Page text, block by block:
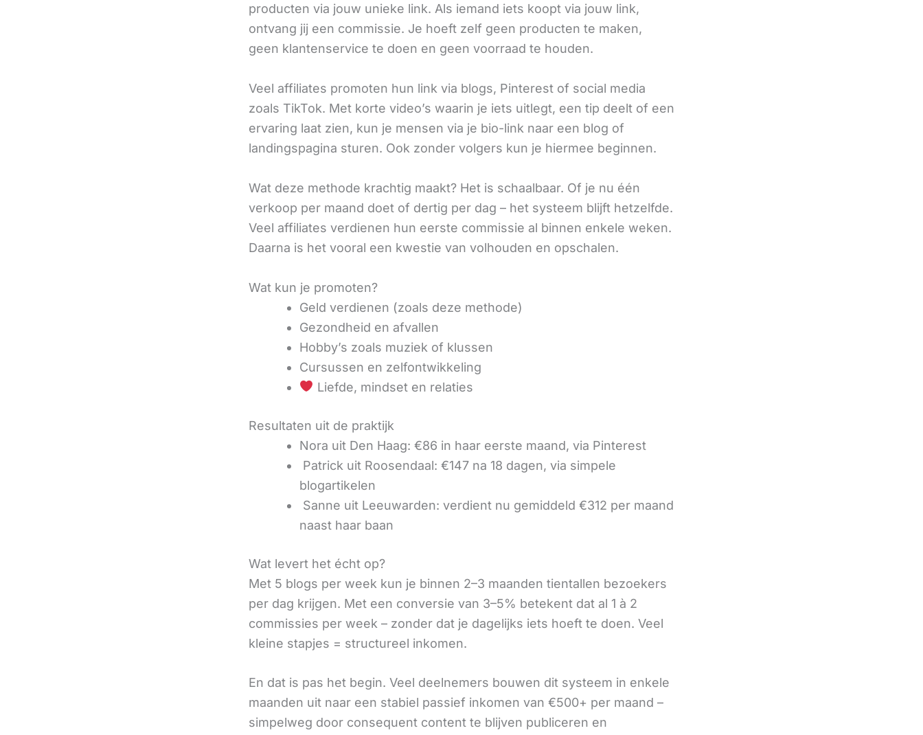
producten via jouw unieke link. Als iemand iets koopt via jouw link,
ontvang jij een commissie. Je hoeft zelf geen producten te maken,
geen klantenservice te doen en geen voorraad te houden.
Veel affiliates promoten hun link via blogs, Pinterest of social media
zoals TikTok. Met korte video’s waarin je iets uitlegt, een tip deelt of een
ervaring laat zien, kun je mensen via je bio-link naar een blog of
landingspagina sturen. Ook zonder volgers kun je hiermee beginnen.
Wat deze methode krachtig maakt? Het is schaalbaar. Of je nu één
verkoop per maand doet of dertig per dag – het systeem blijft hetzelfde.
Veel affiliates verdienen hun eerste commissie al binnen enkele weken.
Daarna is het vooral een kwestie van volhouden en opschalen.
Wat kun je promoten?
Geld verdienen (zoals deze methode)
Gezondheid en afvallen
Hobby’s zoals muziek of klussen
Cursussen en zelfontwikkeling
Liefde, mindset en relaties
Resultaten uit de praktijk
Nora uit Den Haag: €86 in haar eerste maand, via Pinterest
‍ Patrick uit Roosendaal: €147 na 18 dagen, via simpele
blogartikelen
‍ Sanne uit Leeuwarden: verdient nu gemiddeld €312 per maand
naast haar baan
Wat levert het écht op?
Met 5 blogs per week kun je binnen 2–3 maanden tientallen bezoekers
per dag krijgen. Met een conversie van 3–5% betekent dat al 1 à 2
commissies per week – zonder dat je dagelijks iets hoeft te doen. Veel
kleine stapjes = structureel inkomen.
En dat is pas het begin. Veel deelnemers bouwen dit systeem in enkele
maanden uit naar een stabiel passief inkomen van €500+ per maand –
simpelweg door consequent content te blijven publiceren en